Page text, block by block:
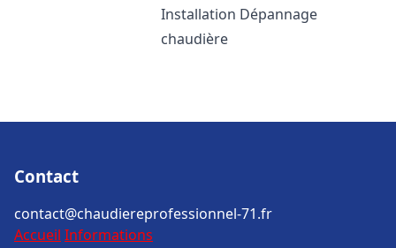
Installation Dépannage
chaudière
Contact
contact@chaudiereprofessionnel-71.fr
Accueil Informations